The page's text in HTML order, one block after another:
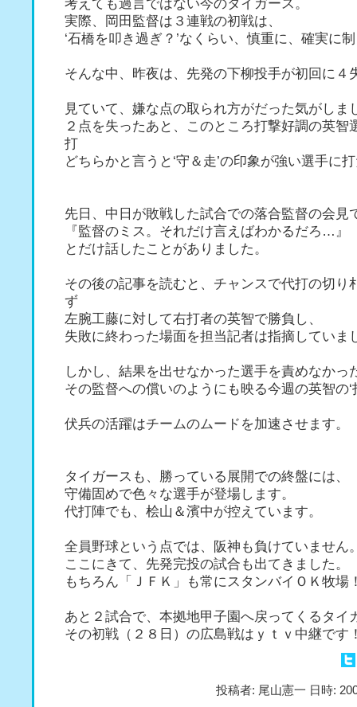
考えても過言ではない今のタイガース。
実際、岡田監督は３連戦の初戦は、
‘石橋を叩き過ぎ？’なくらい、慎重に、確実に
そんな中、昨夜は、先発の下柳投手が初回に
見ていて、嫌な点の取られ方がだった気がしま
２点を失ったあと、このところ打撃好調の英智
打
どちらかと言うと‘守＆走’の印象が強い選手に
先日、中日が敗戦した試合での落合監督の会見
『監督のミス。それだけ言えばわかるだろ…』
とだけ話したことがありました。
その後の記事を読むと、チャンスで代打の切り
ず
左腕工藤に対して右打者の英智で勝負し、
失敗に終わった場面を担当記者は指摘していま
しかし、結果を出せなかった選手を責めなかっ
その監督への償いのようにも映る今週の英智の
伏兵の活躍はチームのムードを加速させます。
タイガースも、勝っている展開での終盤には、
守備固めで色々な選手が登場します。
代打陣でも、桧山＆濱中が控えています。
全員野球という点では、阪神も負けていません
ここにきて、先発完投の試合も出てきました。
もちろん「ＪＦＫ」も常にスタンバイＯＫ牧場
あと２試合で、本拠地甲子園へ戻ってくるタイ
その初戦（２８日）の広島戦はｙｔｖ中継です
投稿者: 尾山憲一 日時: